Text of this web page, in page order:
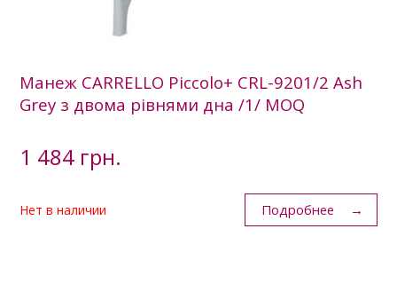
Манеж CARRELLO Piccolo+ CRL-9201/2 Ash
Grey з двома рівнями дна /1/ MOQ
1 484 грн.
Нет в наличии Подробнее